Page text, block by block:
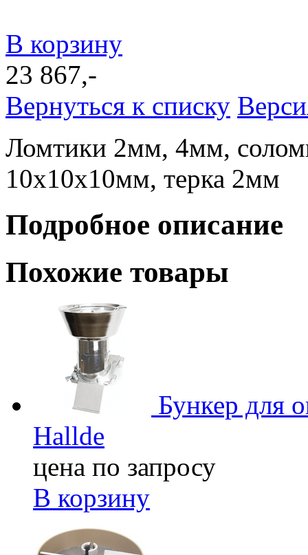
В корзину
23 867,-
Вернуться к списку
Ломтики 2мм, 4мм,
10х10х10мм, терка 2мм
Подробное описание
Похожие товары
Бункер для
Hallde
цена по запросу
В корзину